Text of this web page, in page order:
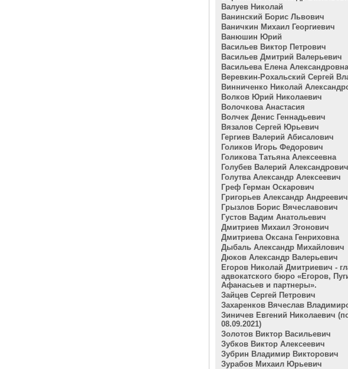
Валуев Николай
Ванинский Борис Львович
Ваничкин Михаил Георгиевич
Ванюшин Юрий
Васильев Виктор Петрович
Васильев Дмитрий Валерьевич
Васильева Елена Александровна
Веревкин-Рохальский Сергей
Винниченко Николай
Волков Юрий Николаевич
Волочкова Анастасия
Волчек Денис Геннадьевич
Вязалов Сергей Юрьевич
Гергиев Валерий Абисалович
Голиков Игорь Федорович
Голикова Татьяна Алексеевна
Голубев Валерий Александрович
Голутва Александр Алексеевич
Греф Герман Оскарович
Григорьев Александр Андреевич
Грызлов Борис Вячеславович
Густов Вадим Анатольевич
Дмитриев Михаил Эгонович
Дмитриева Оксана Генриховна
Дыбаль Александр Михайлович
Дюков Александр Валерьевич
Егоров Николай Дмитриевич -
адвокатского бюро «Егоров,
Афанасьев и партнеры».
Зайцев Сергей Петрович
Захаренков Вячеслав
Зиничев Евгений Николаевич
08.09.2021)
Золотов Виктор Васильевич
Зубков Виктор Алексеевич
Зубрин Владимир Викторович
Зурабов Михаил Юрьевич